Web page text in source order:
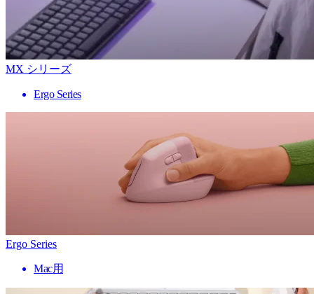
MX シリーズ
Ergo Series
Ergo Series
Mac用